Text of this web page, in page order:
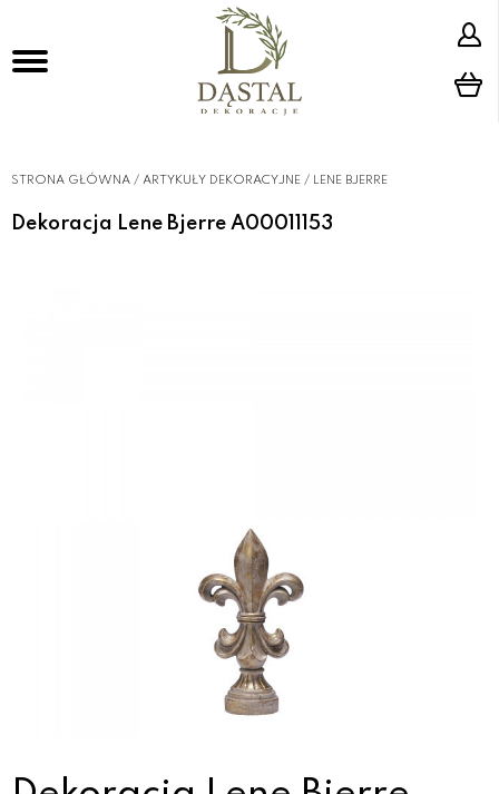
STRONA GŁÓWNA / ARTYKUŁY DEKORACYJNE / LENE BJERRE
Dekoracja Lene Bjerre A00011153